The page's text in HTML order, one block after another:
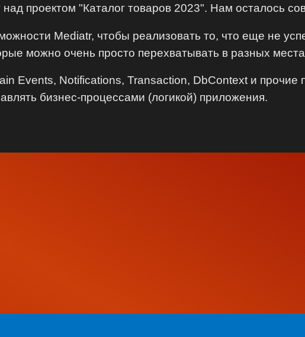
проектом "Каталог товаров 2023". Нам осталось
Mediatr, чтобы реализовать то, что еще не
можно очень просто перехватывать в разных
Events, Notifications, Transaction, DbContext и
бизнес-процессами (логикой) приложения.